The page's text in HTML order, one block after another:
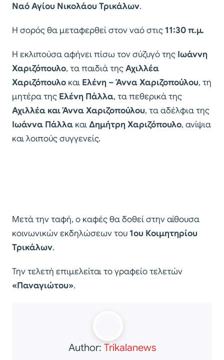
Ναό Αγίου Νικολάου Τρικάλων.
Η σορός θα μεταφερθεί στον ναό στις 11:30 π.μ.
Η εκλιπούσα αφήνει πίσω τον σύζυγό της Ιωάννη
Χαριζόπουλο, τα παιδιά τηςΑχιλλέα
Χαριζόπουλο και Ελένη – Άννα Χαριζοπούλου, τη
μητέρα της Ελένη Πάλλα, τα πεθερικά της
Αχιλλέα και Άννα Χαριζοπούλου, τα αδέλφια της
Ιωάννα Πάλλα καιΔημήτρη Χαριζόπουλο, ανίψια
και λοιπούς συγγενείς.
Μετά την ταφή, ο καφές θα δοθεί στην αίθουσα
κοινωνικών εκδηλώσεων του 1ου Κοιμητηρίου
Τρικάλων.
Την τελετή επιμελείται το γραφείο τελετών
«Παναγιώτου».
Author: Trikalanews